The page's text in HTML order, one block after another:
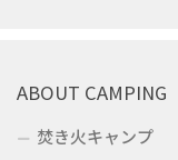
ABOUT CAMPING
焚き火キャンプ